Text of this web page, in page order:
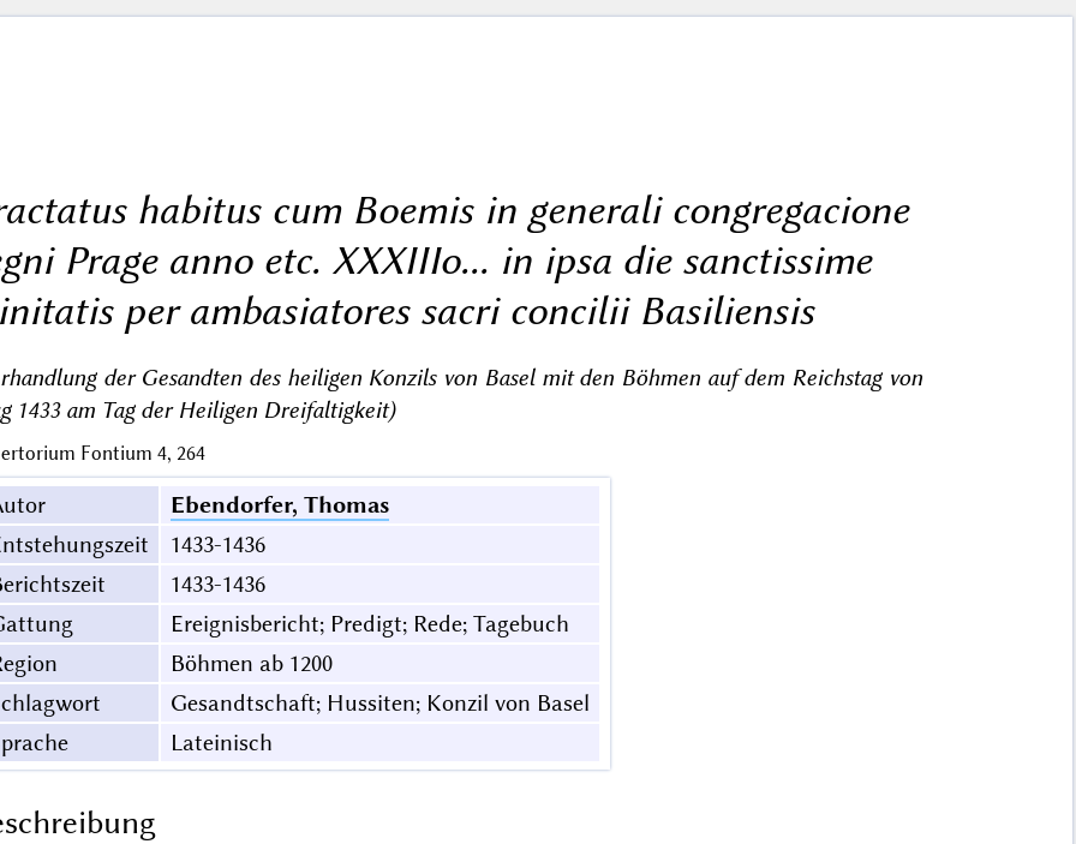
habitus cum Boemis in generali congregacione
Prage anno etc. XXXIIIo... in ipsa die sanctissime
per ambasiatores sacri concilii Basiliensis
der Gesandten des heiligen Konzils von Basel mit den Böhmen auf dem Reichstag von
1433 am Tag der Heiligen Dreifaltigkeit)
Fontium 4, 264
Ebendorfer, Thomas
1433-1436
1433-1436
Ereignisbericht; Predigt; Rede; Tagebuch
Böhmen ab 1200
Gesandtschaft; Hussiten; Konzil von Basel
Lateinisch